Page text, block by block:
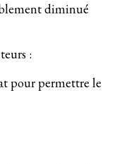
diminué
:
pour permettre le